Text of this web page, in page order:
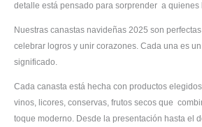
detalle está pensado para sorprender a quienes
Nuestras canastas navideñas 2025 son
celebrar logros y unir corazones. Cada una es
significado.
Cada canasta está hecha con productos
vinos, licores, conservas, frutos secos que
toque moderno. Desde la presentación hasta el